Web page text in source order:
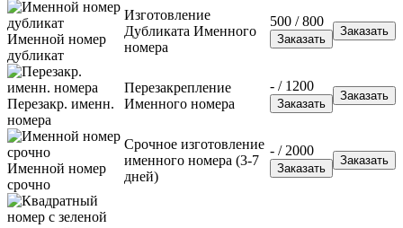
Именной номер
дубликат
Изготовление
Дубликата Именного
номера
500 / 800
Перезакр. именн.
номера
Перезакрепление
Именного номера
- / 1200
Именной номер
срочно
Срочное изготовление
именного номера (3-7
дней)
- / 2000